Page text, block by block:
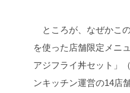
ところが、なぜかこ
を使った店舗限定メニ
アジフライ丼セット」
ンキッチン運営の14店